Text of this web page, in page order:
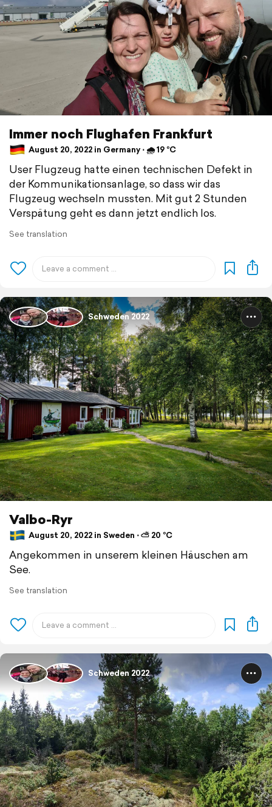
Immer noch Flughafen Frankfurt
August 20, 2022 in Germany ⋅ 🌧 19 °C
User Flugzeug hatte einen technischen Defekt in
der Kommunikationsanlage, so dass wir das
Flugzeug wechseln mussten. Mit gut 2 Stunden
Verspätung geht es dann jetzt endlich los.
See translation
Schweden 2022
Valbo-Ryr
August 20, 2022 in Sweden ⋅ ⛅ 20 °C
Angekommen in unserem kleinen Häuschen am
See.
See translation
Schweden 2022